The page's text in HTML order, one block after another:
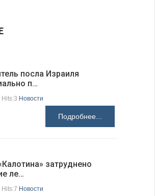
посла Израиля
п…
Новости
Подробнее...
затруднено
ле…
Новости